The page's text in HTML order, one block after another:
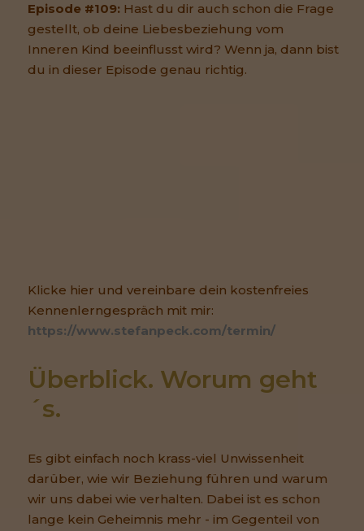
Episode #109: Hast du dir auch schon die Frage
gestellt, ob deine Liebesbeziehung vom
Inneren Kind beeinflusst wird? Wenn ja, dann bist
du in dieser Episode genau richtig.
Klicke hier und vereinbare dein kostenfreies
Kennenlerngespräch mit mir:
https://www.stefanpeck.com/termin/
Überblick. Worum geht
´s.
Es gibt einfach noch krass-viel Unwissenheit
darüber, wie wir Beziehung führen und warum
wir uns dabei wie verhalten. Dabei ist es schon
lange kein Geheimnis mehr - im Gegenteil von